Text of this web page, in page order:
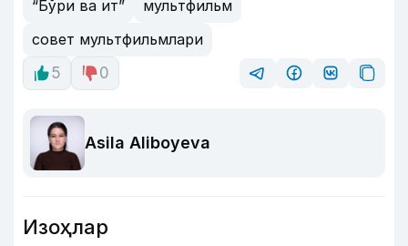
“Бўри ва ит”
мультфильм
совет мультфильмлари
5
0
Asila Aliboyeva
Изоҳлар